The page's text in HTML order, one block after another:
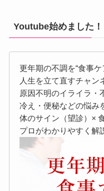
Youtube始めました！
更年期の不調を“食事ケ
人生を立て直すチャン
原因不明のイライラ・
冷え・便秘などの悩み
体のサイン（望診）×
プロがわかりやすく解